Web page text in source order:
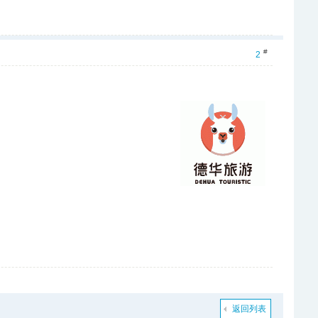
2 #
返回列表